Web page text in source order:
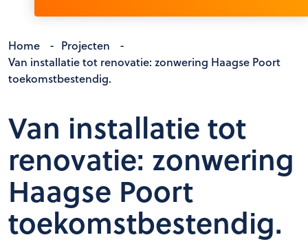
Home - Projecten
-
Van installatie tot renovatie: zonwering Haagse Poort
toekomstbestendig.
Van installatie tot
renovatie: zonwering
Haagse Poort
toekomstbestendig.